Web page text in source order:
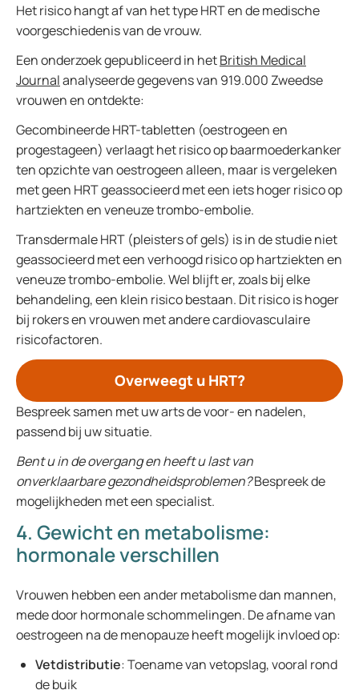
Het risico hangt af van het type HRT en de medische
voorgeschiedenis van de vrouw.
Een onderzoek gepubliceerd in hetBritish Medical
Journalanalyseerde gegevens van 919.000 Zweedse
vrouwen en ontdekte:
Gecombineerde HRT-tabletten (oestrogeen en
progestageen) verlaagt het risico op baarmoederkanker
ten opzichte van oestrogeen alleen, maar is vergeleken
met geen HRT geassocieerd met een iets hoger risico op
hartziekten en veneuze trombo-embolie.
Transdermale HRT (pleisters of gels) is in de studie niet
geassocieerd met een verhoogd risico op hartziekten en
veneuze trombo-embolie. Wel blijft er, zoals bij elke
behandeling, een klein risico bestaan. Dit risico is hoger
bij rokers en vrouwen met andere cardiovasculaire
risicofactoren.
Overweegt u HRT?
Bespreek samen met uw arts de voor- en nadelen,
passend bij uw situatie.
Bent u in de overgang en heeft u last van
onverklaarbare gezondheidsproblemen?Bespreek de
mogelijkheden met een specialist.
4. Gewicht en metabolisme:
hormonale verschillen
Vrouwen hebben een ander metabolisme dan mannen,
mede door hormonale schommelingen. De afname van
oestrogeen na de menopauze heeft mogelijk invloed op:
Vetdistributie: Toename van vetopslag, vooral rond
de buik